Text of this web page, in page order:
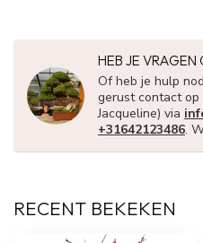
HEB JE VRAGEN
Of heb je hulp
gerust contact op
Jacqueline) via
+31642123486.
RECENT BEKEKEN